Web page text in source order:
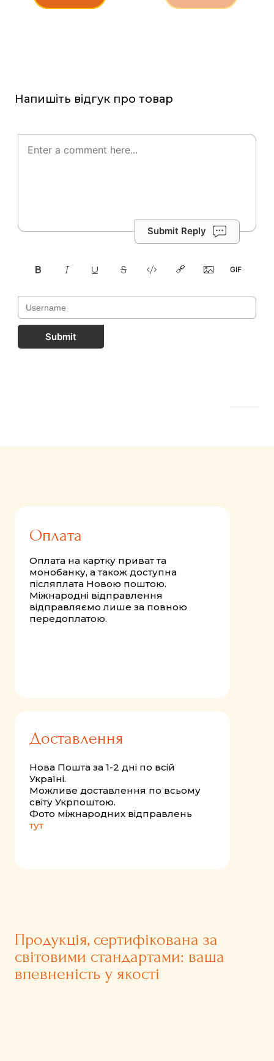
Напишіть відгук про товар
Submit Reply
Submit
Оплата
Оплата на картку приват та
монобанку, а також доступна
післяплата Новою поштою.
Міжнародні відправлення
відправляємо лише за повною
передоплатою.
Нова Пошта за 1-2 дні по всій
Україні.
Можливе доставлення по всьому
світу Укрпоштою.
Фото міжнародних відправлень
тут
Доставлення
Продукція, сертифікована за
світовими стандартами: ваша
впевненість у якості